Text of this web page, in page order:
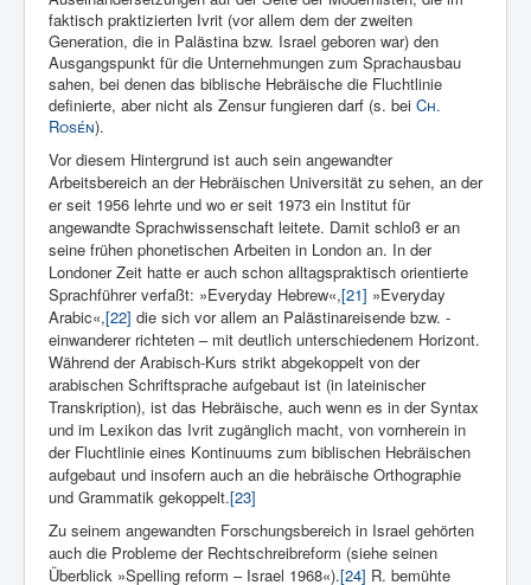
faktisch praktizierten Ivrit (vor allem dem der zweiten
Generation, die in Palästina bzw. Israel geboren war) den
Ausgangspunkt für die Unternehmungen zum Sprachausbau
sahen, bei denen das biblische Hebräische die Fluchtlinie
definierte, aber nicht als Zensur fungieren darf (s. bei Ch.
Rosén).
Vor diesem Hintergrund ist auch sein angewandter
Arbeitsbereich an der Hebräischen Universität zu sehen, an der
er seit 1956 lehrte und wo er seit 1973 ein Institut für
angewandte Sprachwissenschaft leitete. Damit schloß er an
seine frühen phonetischen Arbeiten in London an. In der
Londoner Zeit hatte er auch schon alltagspraktisch orientierte
Sprachführer verfaßt: »Everyday Hebrew«,[21] »Everyday
Arabic«,[22] die sich vor allem an Palästinareisende bzw. -
einwanderer richteten – mit deutlich unterschiedenem Horizont.
Während der Arabisch-Kurs strikt abgekoppelt von der
arabischen Schriftsprache aufgebaut ist (in lateinischer
Transkription), ist das Hebräische, auch wenn es in der Syntax
und im Lexikon das Ivrit zugänglich macht, von vornherein in
der Fluchtlinie eines Kontinuums zum biblischen Hebräischen
aufgebaut und insofern auch an die hebräische Orthographie
und Grammatik gekoppelt.[23]
Zu seinem angewandten Forschungsbereich in Israel gehörten
auch die Probleme der Rechtschreibreform (siehe seinen
Überblick »Spelling reform – Israel 1968«).[24] R. bemühte